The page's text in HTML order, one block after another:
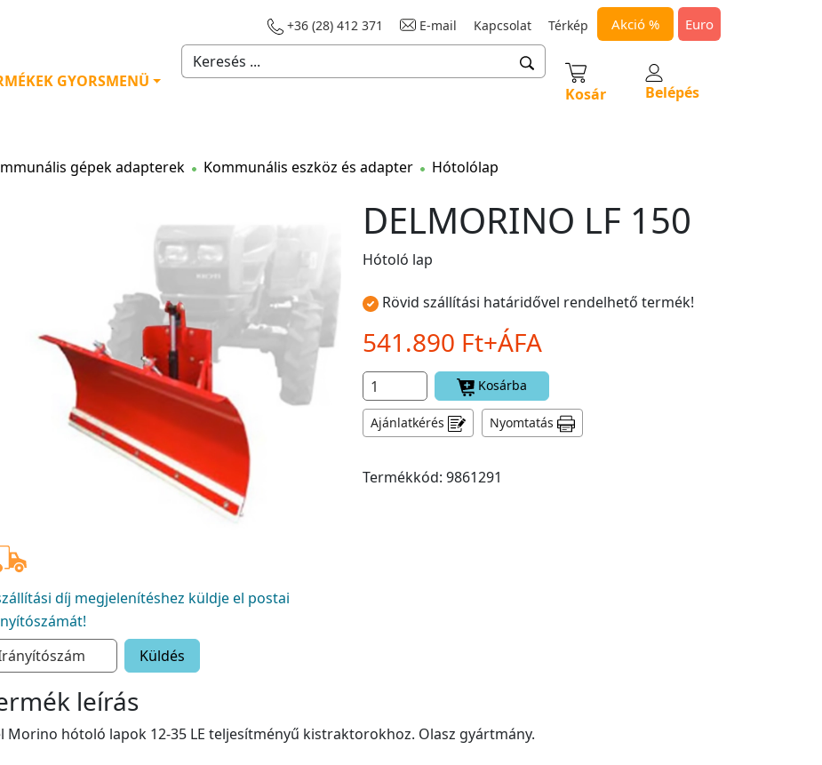
+36 (28) 412 371 E-mail Kapcsolat Térkép Akció % Euro
GYORSMENÜ
Kosár Belépés
gépek adapterek Kommunális eszköz és adapter Hótolólap
díj megjelenítéshez küldje el postai
Küldés
DELMORINO LF 150
Hótoló lap
Rövid szállítási határidővel rendelhető termék!
541.890 Ft+ÁFA
Kosárba
Ajánlatkérés Nyomtatás
Termékkód: 9861291
leírás
Morino hótoló lapok 12-35 LE teljesítményű kistraktorokhoz. Olasz gyártmány.